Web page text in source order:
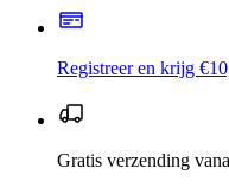
Registreer en krijg
Gratis verzending